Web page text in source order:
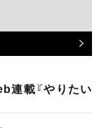
載『やりたい